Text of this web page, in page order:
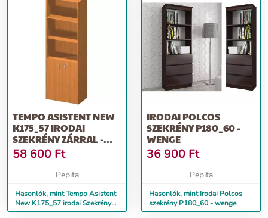
TEMPO ASISTENT NEW
K175_57 IRODAI
SZEKRÉNY ZÁRRAL -
CSERESZNYE
58 600 Ft
Pepita
Hasonlók, mint Tempo Asistent
New K175_57 irodai Szekrény
zárral - cseresznye
IRODAI POLCOS
SZEKRÉNY P180_60 -
WENGE
36 900 Ft
Pepita
Hasonlók, mint Irodai Polcos
szekrény P180_60 - wenge